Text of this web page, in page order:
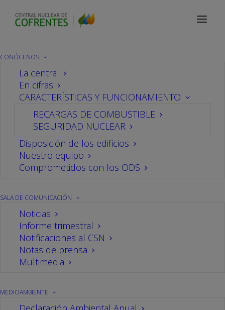
CONÓCENOS
La central
En cifras
CARACTERÍSTICAS Y FUNCIONAMIENTO
RECARGAS DE COMBUSTIBLE
SEGURIDAD NUCLEAR
Disposición de los edificios
Nuestro equipo
Comprometidos con los ODS
SALA DE COMUNICACIÓN
Noticias
Informe trimestral
Notificaciones al CSN
Notas de prensa
Multimedia
MEDIOAMBIENTE
Sala de comunicación
La delegada del gobierno
de la Comunitat
Valenciana visita la
central nuclear de
Cofrentes
25/09/2020 Encentral,